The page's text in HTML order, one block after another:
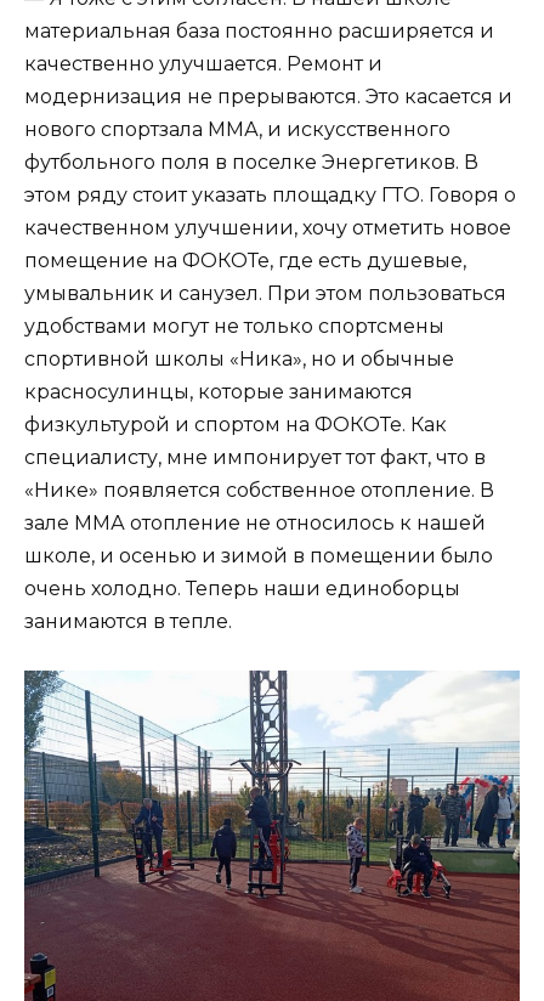
материальная база постоянно расширяется и
качественно улучшается. Ремонт и
модернизация не прерываются. Это касается и
нового спортзала ММА, и искусственного
футбольного поля в поселке Энергетиков. В
этом ряду стоит указать площадку ГТО. Говоря о
качественном улучшении, хочу отметить новое
помещение на ФОКОТе, где есть душевые,
умывальник и санузел. При этом пользоваться
удобствами могут не только спортсмены
спортивной школы «Ника», но и обычные
красносулинцы, которые занимаются
физкультурой и спортом на ФОКОТе. Как
специалисту, мне импонирует тот факт, что в
«Нике» появляется собственное отопление. В
зале ММА отопление не относилось к нашей
школе, и осенью и зимой в помещении было
очень холодно. Теперь наши единоборцы
занимаются в тепле.